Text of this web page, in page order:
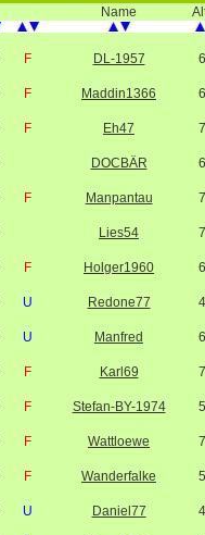
Name
F DL-1957
F Maddin1366
F Eh47
DOCBÄR
F Manpantau
Lies54
F Holger1960
U Redone77
U Manfred
F Karl69
F Stefan-BY-1974
F Wattloewe
F Wanderfalke
U Daniel77